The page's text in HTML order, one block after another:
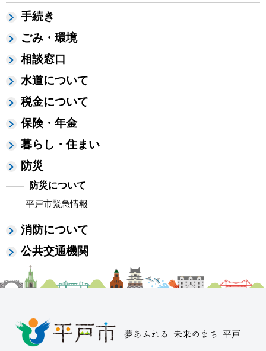
手続き
ごみ・環境
相談窓口
水道について
税金について
保険・年金
暮らし・住まい
防災
防災について
平戸市緊急情報
消防について
公共交通機関